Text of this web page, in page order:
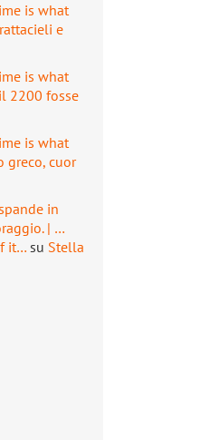
is what
e
is what
2200 fosse
is what
greco, cuor
in
| …
it… su Stella